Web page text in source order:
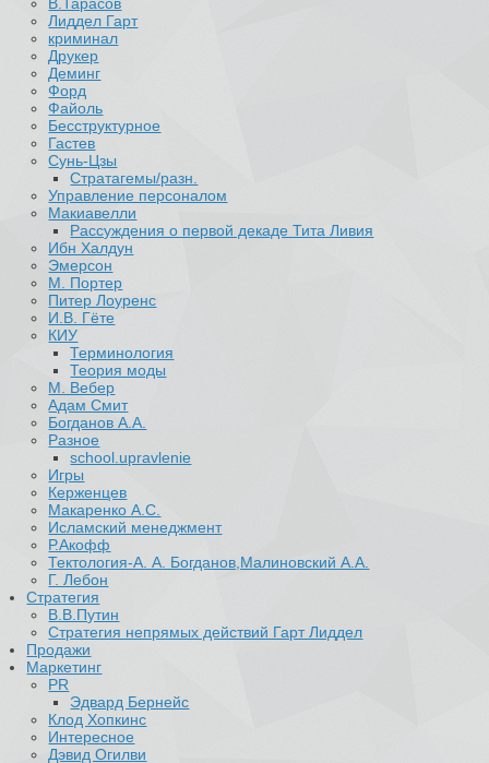
Лиддел Гарт
криминал
Друкер
Деминг
Форд
Файоль
Бесструктурное
Гастев
Сунь-Цзы
Стратагемы/разн.
Управление персоналом
Макиавелли
Рассуждения о первой декаде Тита Ливия
Ибн Халдун
Эмерсон
М. Портер
Питер Лоуренс
И.В. Гёте
КИУ
Терминология
Теория моды
М. Вебер
Адам Смит
Богданов А.А.
Разное
school.upravlenie
Игры
Керженцев
Макаренко А.С.
Исламский менеджмент
Р.Акофф
Тектология-А. А. Богданов,Малиновский А.А.
​Г. Лебон
Стратегия
В.В.Путин
​Стратегия непрямых действий Гарт Лиддел
Продажи
Маркетинг
PR
Эдвард Бернейс
Клод Хопкинс
Интересное
Дэвид Огилви